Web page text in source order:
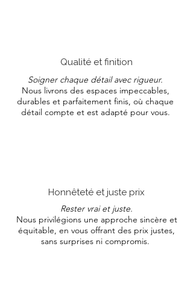
Qualité et finition
Soigner chaque détail avec rigueur.
Nous livrons des espaces impeccables,
durables et parfaitement finis, où chaque
détail compte et est adapté pour vous.
Honnêteté et juste prix
Rester vrai et juste.
Nous privilégions une approche sincère et
équitable, en vous offrant des prix justes,
sans surprises ni compromis.